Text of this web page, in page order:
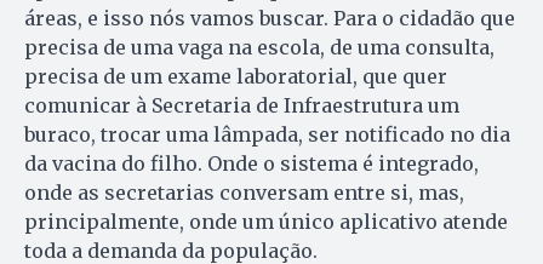
áreas, e isso nós vamos buscar. Para o cidadão que
precisa de uma vaga na escola, de uma consulta,
precisa de um exame laboratorial, que quer
comunicar à Secretaria de Infraestrutura um
buraco, trocar uma lâmpada, ser notificado no dia
da vacina do filho. Onde o sistema é integrado,
onde as secretarias conversam entre si, mas,
principalmente, onde um único aplicativo atende
toda a demanda da população.